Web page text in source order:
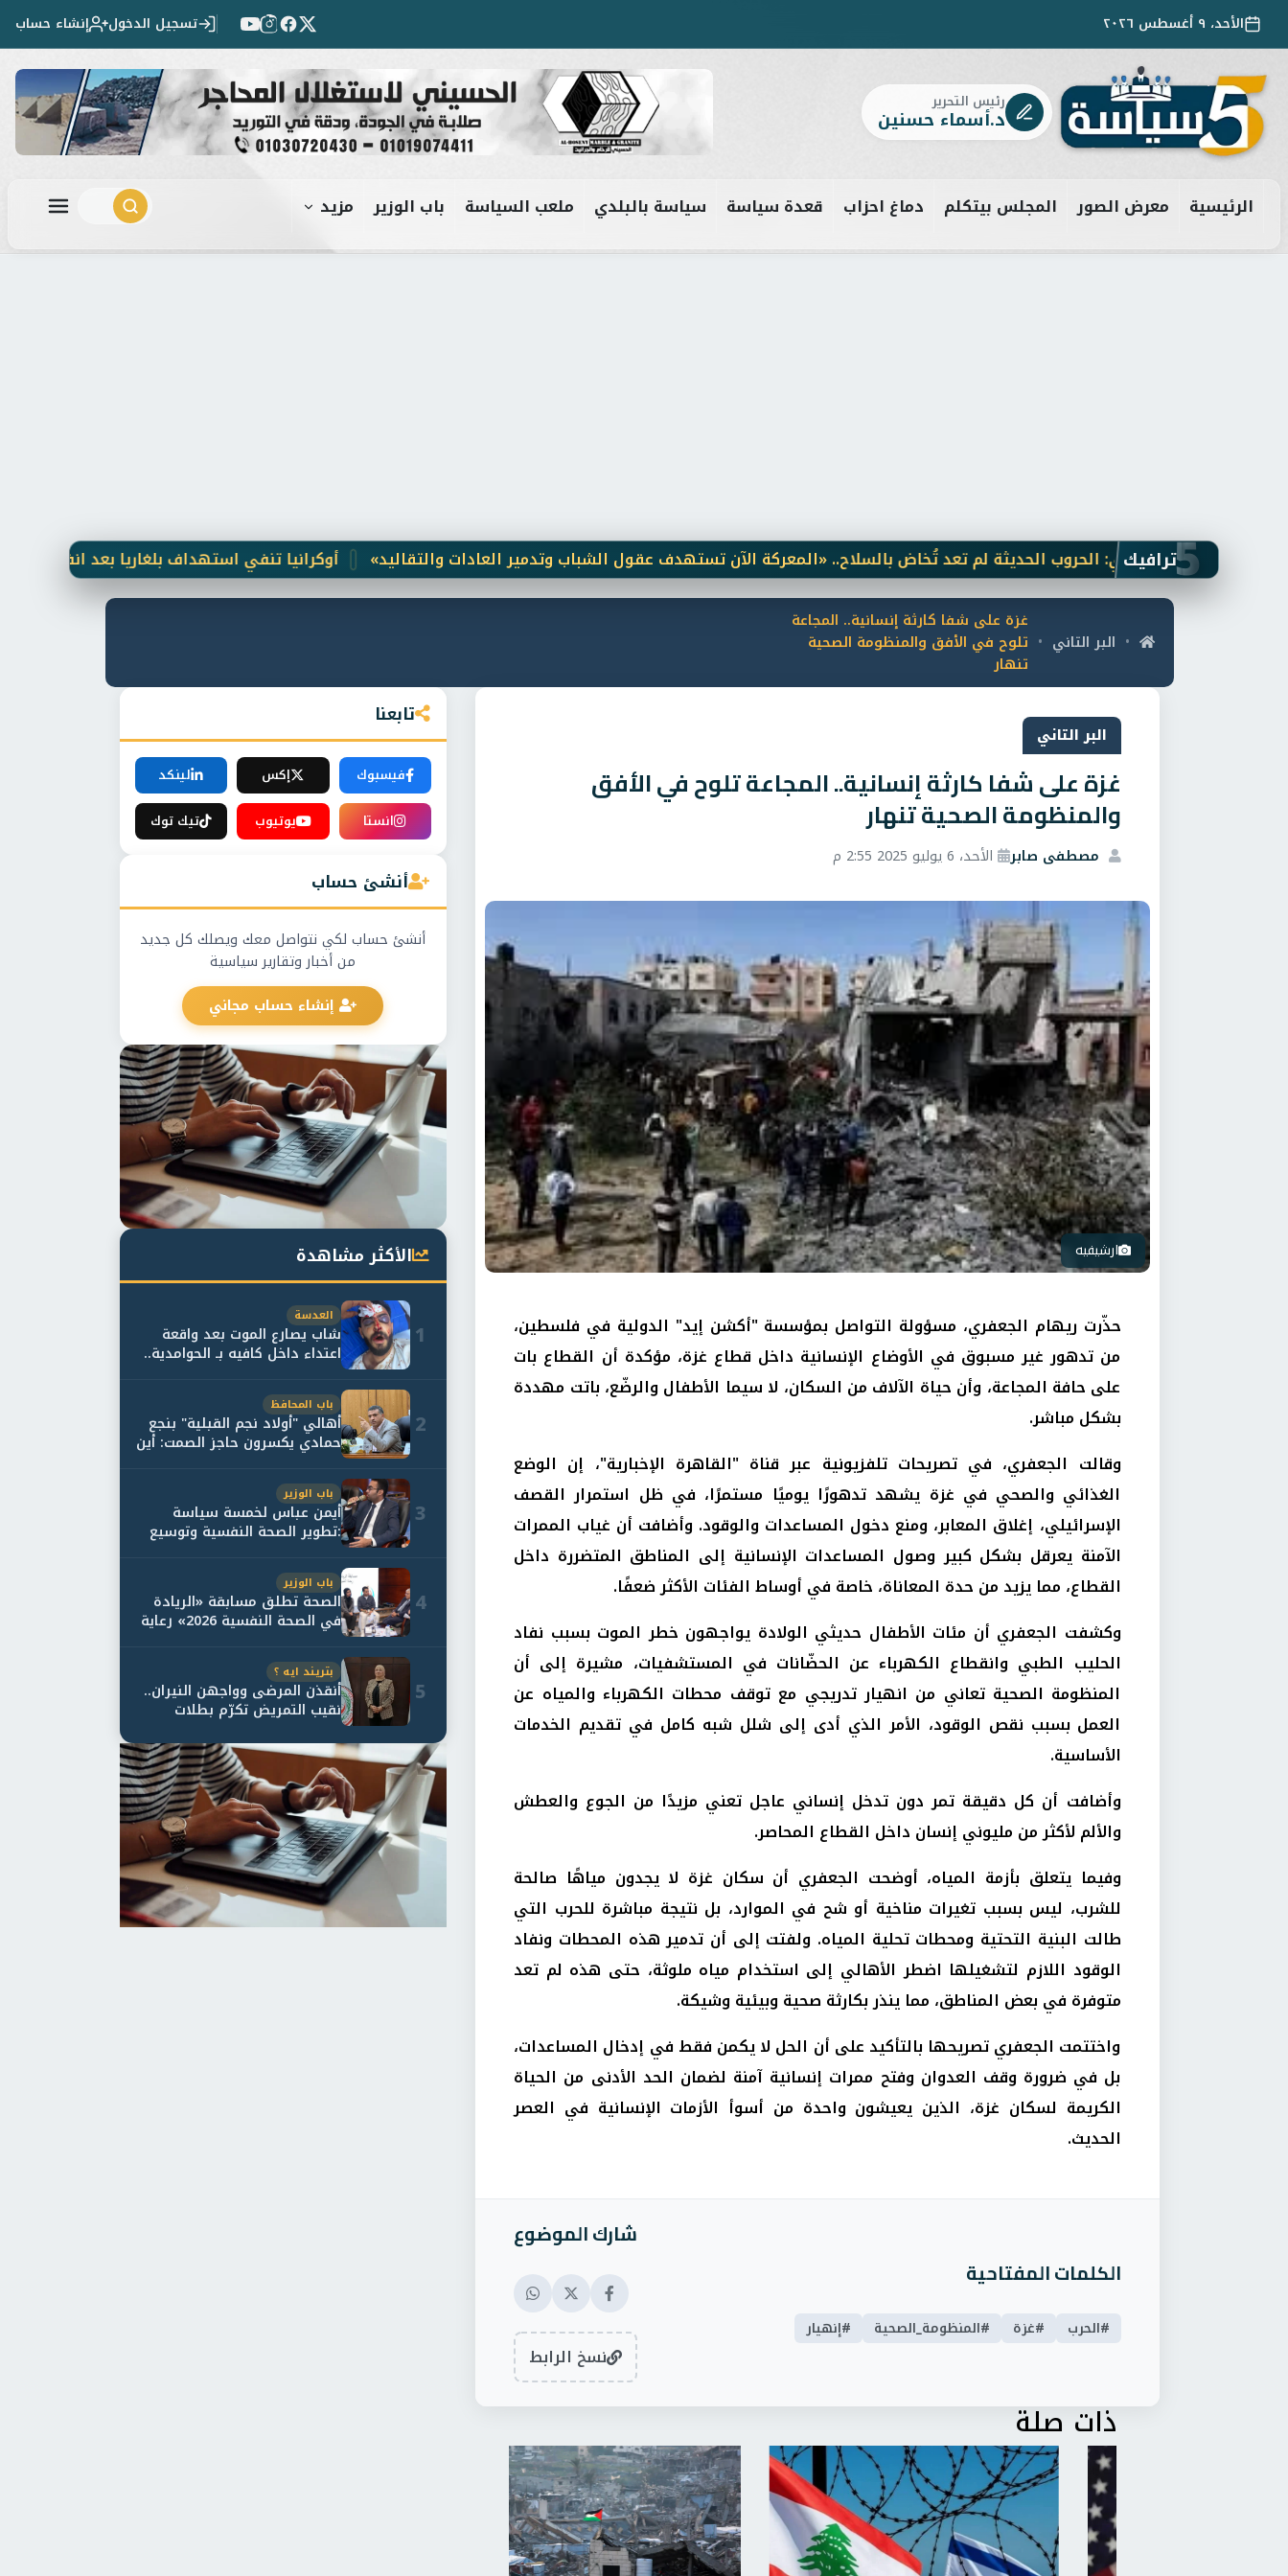
الأحد، ٩ أغسطس ٢٠٢٦ تسجيل الدخول إنشاء حساب
رئيس التحرير
د.أسماء حسنين
الرئيسية معرض الصور المجلس بيتكلم دماغ احزاب قعدة سياسة سياسة بالبلدي ملعب السياسة باب الوزير مزيد
5ترافيك أوكرانيا تنفي استهداف بلغاريا بعد انفجار مسيّرة قرب نهى الجندي: الحروب الحديثة لم تعد تُخاض بالسلاح.. «المعركة الآن تستهدف عقول الشباب وتدمير العادات والتقاليد»
• البر التاني •
غزة على شفا كارثة إنسانية.. المجاعة
تلوح في الأفق والمنظومة الصحية
تنهار
البر التاني
غزة على شفا كارثة إنسانية.. المجاعة تلوح في الأفق
والمنظومة الصحية تنهار
مصطفى صابر الأحد، 6 يوليو 2025 2:55 م
ارشيفيه
حذّرت ريهام الجعفري، مسؤولة التواصل بمؤسسة "أكشن إيد" الدولية في فلسطين،
من تدهور غير مسبوق في الأوضاع الإنسانية داخل قطاع غزة، مؤكدة أن القطاع بات
على حافة المجاعة، وأن حياة الآلاف من السكان، لا سيما الأطفال والرضّع، باتت مهددة
بشكل مباشر.
وقالت الجعفري، في تصريحات تلفزيونية عبر قناة "القاهرة الإخبارية"، إن الوضع
الغذائي والصحي في غزة يشهد تدهورًا يوميًا مستمرًا، في ظل استمرار القصف
الإسرائيلي، إغلاق المعابر، ومنع دخول المساعدات والوقود. وأضافت أن غياب الممرات
الآمنة يعرقل بشكل كبير وصول المساعدات الإنسانية إلى المناطق المتضررة داخل
القطاع، مما يزيد من حدة المعاناة، خاصة في أوساط الفئات الأكثر ضعفًا.
وكشفت الجعفري أن مئات الأطفال حديثي الولادة يواجهون خطر الموت بسبب نفاد
الحليب الطبي وانقطاع الكهرباء عن الحضّانات في المستشفيات، مشيرة إلى أن
المنظومة الصحية تعاني من انهيار تدريجي مع توقف محطات الكهرباء والمياه عن
العمل بسبب نقص الوقود، الأمر الذي أدى إلى شلل شبه كامل في تقديم الخدمات
الأساسية.
وأضافت أن كل دقيقة تمر دون تدخل إنساني عاجل تعني مزيدًا من الجوع والعطش
والألم لأكثر من مليوني إنسان داخل القطاع المحاصر.
وفيما يتعلق بأزمة المياه، أوضحت الجعفري أن سكان غزة لا يجدون مياهًا صالحة
للشرب، ليس بسبب تغيرات مناخية أو شح في الموارد، بل نتيجة مباشرة للحرب التي
طالت البنية التحتية ومحطات تحلية المياه. ولفتت إلى أن تدمير هذه المحطات ونفاد
الوقود اللازم لتشغيلها اضطر الأهالي إلى استخدام مياه ملوثة، حتى هذه لم تعد
متوفرة في بعض المناطق، مما ينذر بكارثة صحية وبيئية وشيكة.
واختتمت الجعفري تصريحها بالتأكيد على أن الحل لا يكمن فقط في إدخال المساعدات،
بل في ضرورة وقف العدوان وفتح ممرات إنسانية آمنة لضمان الحد الأدنى من الحياة
الكريمة لسكان غزة، الذين يعيشون واحدة من أسوأ الأزمات الإنسانية في العصر
الحديث.
الكلمات المفتاحية
#الحرب #غزة #المنظومة_الصحية #إنهيار
شارك الموضوع
نسخ الرابط
ذات صلة
تابعنا
فيسبوك إكس
لينكد
انستا
يوتيوب تيك توك
أنشئ حساب
أنشئ حساب لكي نتواصل معك ويصلك كل جديد
من أخبار وتقارير سياسية
إنشاء حساب مجاني
الأكثر مشاهدة
1
العدسة
شاب يصارع الموت بعد واقعة
اعتداء داخل كافيه بـ الحوامدية..
وأسرته...
2
باب المحافظ
أهالي "أولاد نجم القبلية" بنجع
حمادي يكسرون حاجز الصمت: أين
حقيقة...
3
باب الوزير
أيمن عباس لخمسة سياسة
:تطوير الصحة النفسية وتوسيع
خدمات العلاج و...
4
باب الوزير
الصحة تطلق مسابقة «الريادة
في الصحة النفسية 2026» رعاية
نفسية اف...
5
بتريند ايه ؟
أنقذن المرضى وواجهن النيران..
نقيب التمريض تكرّم بطلات
مستشفى أور...